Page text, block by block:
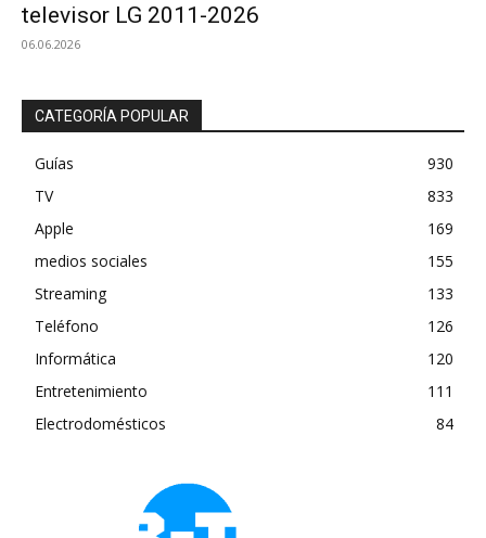
televisor LG 2011-2026
06.06.2026
CATEGORÍA POPULAR
Guías
930
TV
833
Apple
169
medios sociales
155
Streaming
133
Teléfono
126
Informática
120
Entretenimiento
111
Electrodomésticos
84